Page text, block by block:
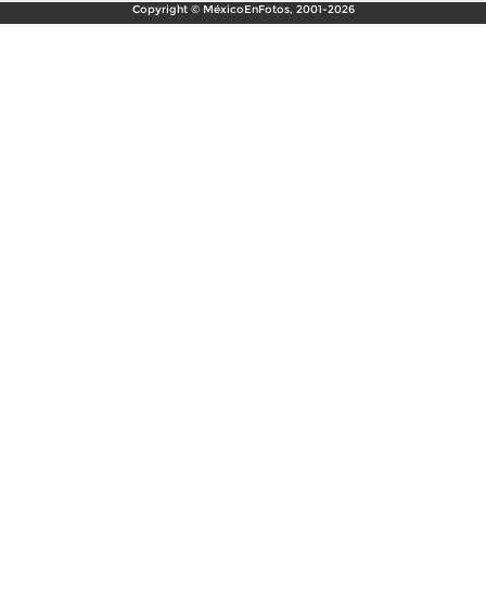
Copyright © MéxicoEnFotos, 2001-2026